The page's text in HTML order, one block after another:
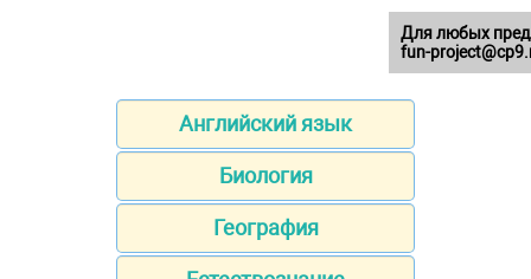
Английский язык
Биология
География
Для любых
fun-